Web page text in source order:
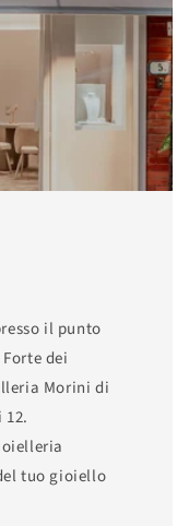
il punto
dei
Morini di
tuo gioiello